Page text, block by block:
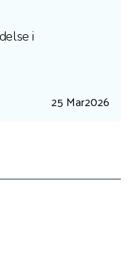
i
25 Mar2026